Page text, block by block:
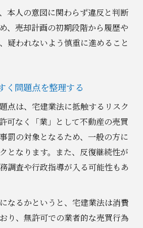
本人の意図に関わらず違反と判断
、売却計画の初期段階から履歴や
疑われないよう慎重に進めること
く問題点を整理する
点は、宅建業法に抵触するリスク
可なく「業」として不動産の売買
罰の対象となるため、一般の方に
となります。また、反復継続性が
調査や行政指導が入る可能性もあ
なるかというと、宅建業法は消費
り、無許可での業者的な売買行為